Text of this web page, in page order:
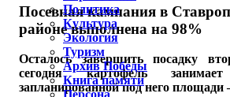
Посевная кампания в
районе выполнена на 98%
Осталось завершить посадку
сегодня картофель
запланированной под него площади
Политика
Культура
Экология
Туризм
Архив Победы
Книга памяти
Персона